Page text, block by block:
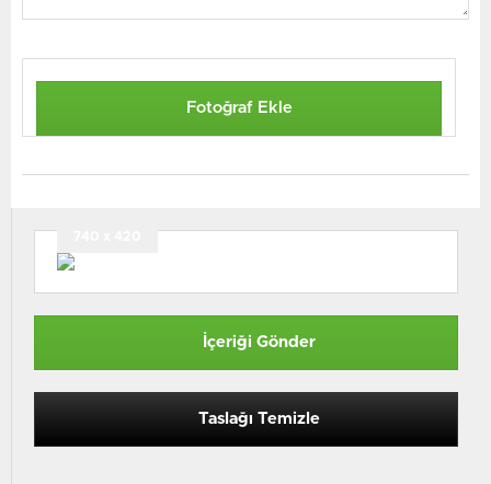
Fotoğraf Ekle
İçeriği Gönder
Taslağı Temizle